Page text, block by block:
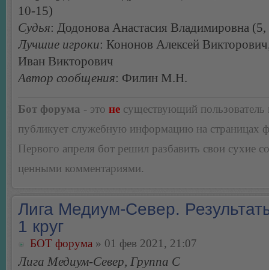
10-15)
Судья: Додонова Анастасия Владимировна
Лучшие игроки: Кононов Алексей
Иван Викторович
Автор сообщения: Филин М.Н.
Бот форума - это не существующий пользователь
публикует служебную информацию на страницах
Первого апреля бот решил разбавить свои сухие
ценными комментариями.
Лига Медиум-Север.
1 круг
БОТ форума » 01 фев 2021, 21:07
Лига Медиум-Север, Группа С